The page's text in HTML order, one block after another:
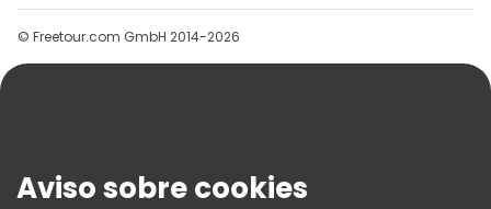
Grupos
Ajuda
Termos E Informações Legais
© Freetour.com GmbH 2014-2026
Aviso sobre cookies